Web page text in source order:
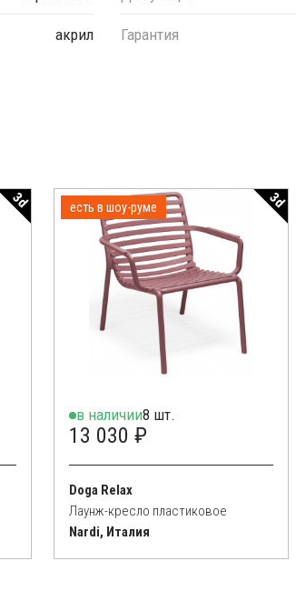
акрил Гарантия
3d есть в шоу-руме 3d
в наличии8 шт.
13 030 ₽
Doga Relax
Лаунж-кресло пластиковое
Nardi, Италия